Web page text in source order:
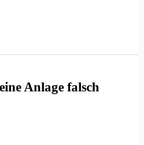
Anlage falsch